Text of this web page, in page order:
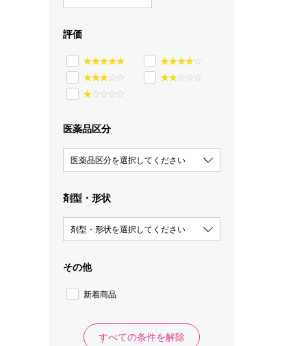
評価
医薬品区分
医薬品区分を選択してください
剤型・形状
剤型・形状を選択してください
その他
新着商品
すべての条件を解除